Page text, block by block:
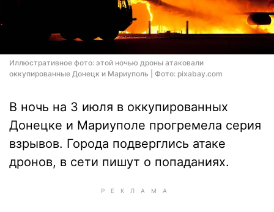
Иллюстративное фото: этой ночью дроны атаковали
оккупированные Донецк и Мариуполь | Фото: pixabay.com
В ночь на 3 июля в оккупированных
Донецке и Мариуполе прогремела серия
взрывов. Города подверглись атаке
дронов, в сети пишут о попаданиях.